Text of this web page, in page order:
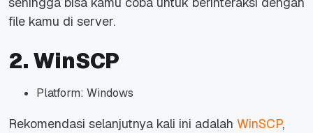
file kamu di server.
2. WinSCP
Platform: Windows
Rekomendasi selanjutnya kali ini adalah WinSCP,